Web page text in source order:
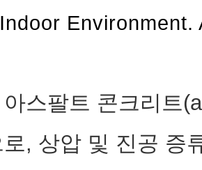
스팔트 콘크리트
, 상압 및 진공 증